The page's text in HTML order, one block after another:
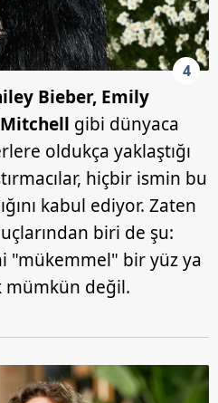
4
Bieber, Emily
gibi dünyaca
oldukça yaklaştığı
hiçbir ismin bu
kabul ediyor. Zaten
biri de şu:
"mükemmel" bir yüz ya
mümkün değil.